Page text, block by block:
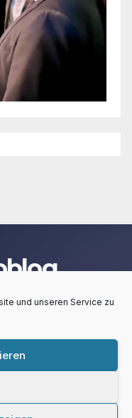
und unseren Service zu